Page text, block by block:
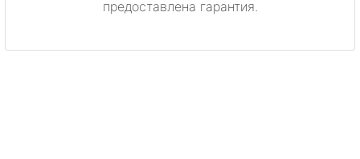
предоставлена гарантия.